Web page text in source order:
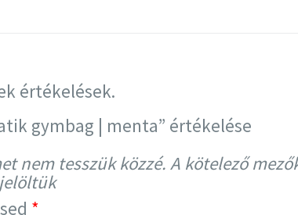
értékelések.
gymbag | menta” értékelése
nem tesszük közzé. A kötelező
*